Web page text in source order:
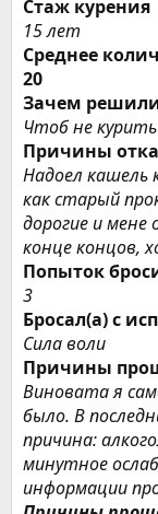
Стаж курения
15 лет
Среднее
20
Зачем
Чтоб не
Причины
Надоел кашель
как старый
дорогие и мене
конце концов,
Попыток
3
Бросал(а) с
Сила воли
Причины
Виновата я
было. В
причина:
минутное
информации